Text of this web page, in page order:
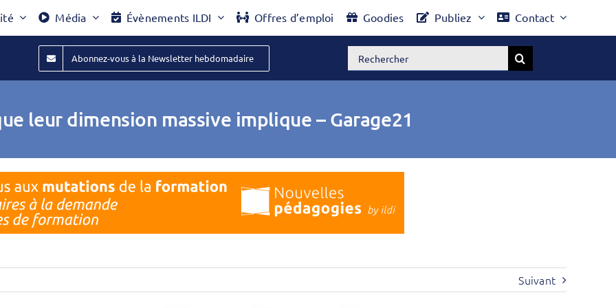
Média Évènements ILDI Offres d’emploi Goodies Publiez Contact
Abonnez-vous à la Newsletter hebdomadaire Rechercher:
leur dimension massive implique – Garage21
Suivant